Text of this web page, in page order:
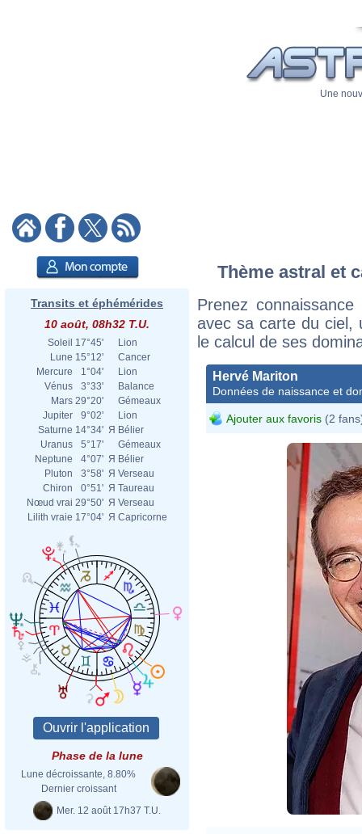
Une
Transits et éphémérides
10 août, 08h32 T.U.
Soleil 17°45'
Lion
Lune 15°12'
Cancer
Mercure
1°04'
Lion
Vénus
3°33'
Balance
Mars 29°20'
Gémeaux
Jupiter
9°02'
Lion
Saturne 14°34' Я Bélier
Uranus
5°17'
Gémeaux
Neptune
4°07' Я Bélier
Pluton
3°58' Я Verseau
Chiron
0°51' Я Taureau
Nœud vrai 29°50' Я Verseau
Lilith vraie 17°04' Я Capricorne
Phase de la lune
Lune décroissante, 8.80%
Dernier croissant
Mer. 12 août 17h37 T.U.
Thème astral et
Prenez
avec sa carte du ciel,
le calcul de ses
Hervé Mariton
Données de naissance et
Ajouter aux favoris (2